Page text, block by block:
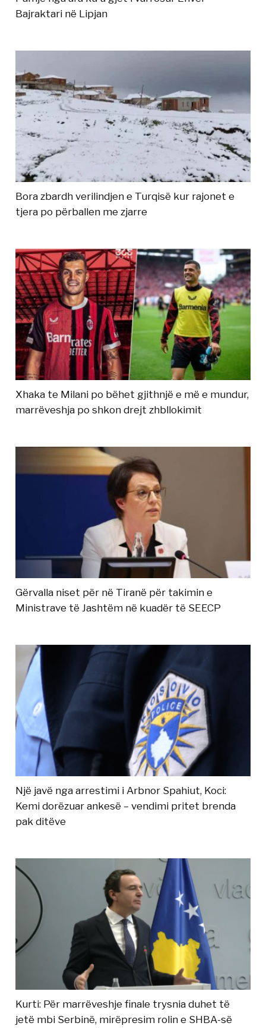
Bajraktari në Lipjan
Bora zbardh verilindjen e Turqisë kur rajonet e
tjera po përballen me zjarre
Xhaka te Milani po bëhet gjithnjë e më e mundur,
marrëveshja po shkon drejt zhbllokimit
Gërvalla niset për në Tiranë për takimin e
Ministrave të Jashtëm në kuadër të SEECP
Një javë nga arrestimi i Arbnor Spahiut, Koci:
Kemi dorëzuar ankesë – vendimi pritet brenda
pak ditëve
Kurti: Për marrëveshje finale trysnia duhet të
jetë mbi Serbinë, mirëpresim rolin e SHBA-së